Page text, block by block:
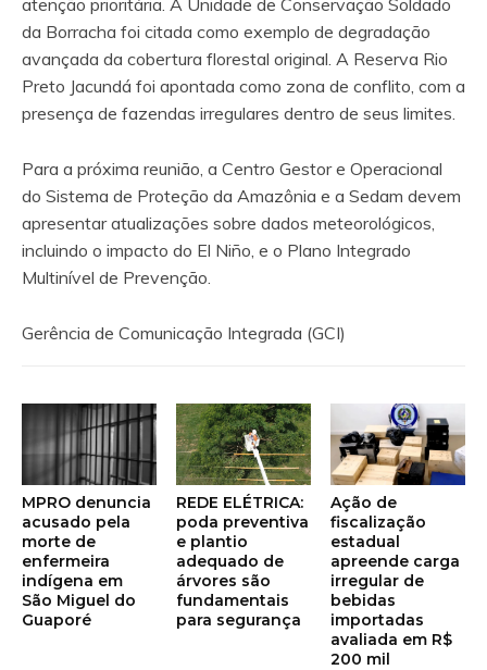
atenção prioritária. A Unidade de Conservação Soldado
da Borracha foi citada como exemplo de degradação
avançada da cobertura florestal original. A Reserva Rio
Preto Jacundá foi apontada como zona de conflito, com a
presença de fazendas irregulares dentro de seus limites.
Para a próxima reunião, a Centro Gestor e Operacional
do Sistema de Proteção da Amazônia e a Sedam devem
apresentar atualizações sobre dados meteorológicos,
incluindo o impacto do El Niño, e o Plano Integrado
Multinível de Prevenção.
Gerência de Comunicação Integrada (GCI)
MPRO denuncia
acusado pela
morte de
enfermeira
indígena em
São Miguel do
Guaporé
REDE ELÉTRICA:
poda preventiva
e plantio
adequado de
árvores são
fundamentais
para segurança
Ação de
fiscalização
estadual
apreende carga
irregular de
bebidas
importadas
avaliada em R$
200 mil